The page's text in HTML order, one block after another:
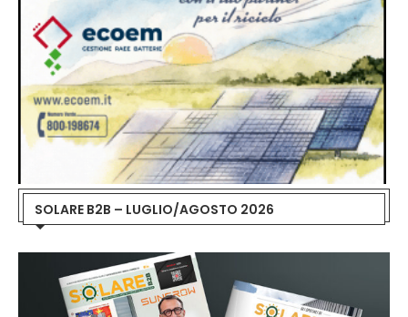
SOLARE B2B – LUGLIO/AGOSTO 2026